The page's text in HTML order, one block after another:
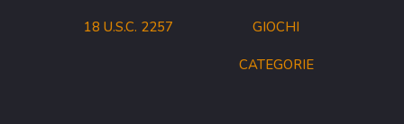
18 U.S.C. 2257 GIOCHI
CATEGORIE